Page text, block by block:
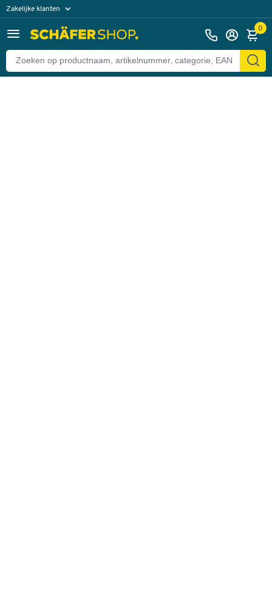
Zakelijke klanten
Particuliere klanten 0
Terug